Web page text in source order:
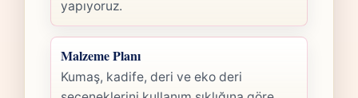
yapıyoruz.
Malzeme Planı
Kumaş, kadife, deri ve eko deri